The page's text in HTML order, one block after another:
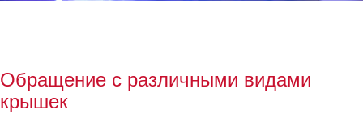
Обращение с различными видами
крышек